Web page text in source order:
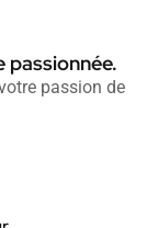
passionnée.
passion de